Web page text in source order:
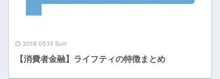
2018.05.13 Sun
【消費者金融】ライフティの特徴まとめ